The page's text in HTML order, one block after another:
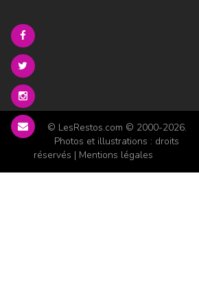
© LesRestos.com © 2000-2026.
Photos et illustrations : droits
réservés | Mentions légales